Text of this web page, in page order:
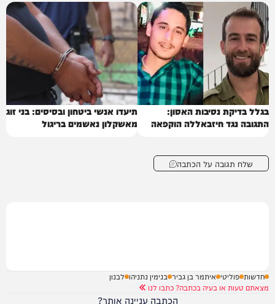
בגלל בדיקת נסיבות האסון:
התגובה נגד חיזבאללה הוקפאה
תיעדו אנשי ביטחון ובסיסים: בני זוג
מאשקלון נאשמים בריגול
שלח תגובה על הכתבה
חדשות פוליטי איתמר בן גביר בנימין נתניהו לבנון
מצאתם טעות או בעיה בכתבה? כתבו לנו
הכתבה עניינה אותך?